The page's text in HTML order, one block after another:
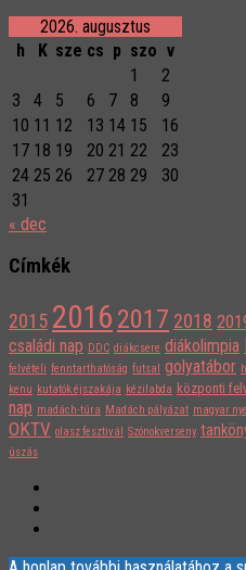
2026. augusztus
h
K sze cs p szo v
1
2
3
4 5 6 7 8
9
10 11 12 13 14 15
16
17 18 19 20 21 22
23
24 25 26 27 28 29
30
31
« dec
Címkék
2015 2016 2017 2018
családi nap DDC diákcsere diákolimpia
felvételi fenntarthatóság futsal golyatábor
kenu kutatók éjszakája kézilabda központi
nap madách-túra Madách pályázat magyar
OKTV olasz fesztivál Szónokverseny
úszás